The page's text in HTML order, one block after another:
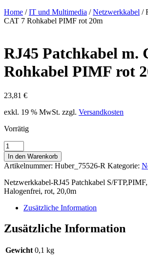
Home /IT und Multimedia /Netzwerkkabel /
CAT 7 Rohkabel PIMF rot 20m
RJ45 Patchkabel m.
Rohkabel PIMF rot
23,81 €
exkl. 19 % MwSt. zzgl. Versandkosten
Vorrätig
RJ45
Patchkabel
m.
CAT
7
Rohkabel
PIMF
Menge
In den Warenkorb
Artikelnummer: Huber_75526-R Kategorie:
Netzwerkkabel-RJ45 Patchkabel S/
Halogenfrei, rot, 20,0m
Zusätzliche Information
Zusätzliche Information
Gewicht 0,1 kg